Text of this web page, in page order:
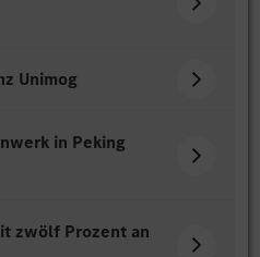
Unimog
in Peking
zwölf Prozent an